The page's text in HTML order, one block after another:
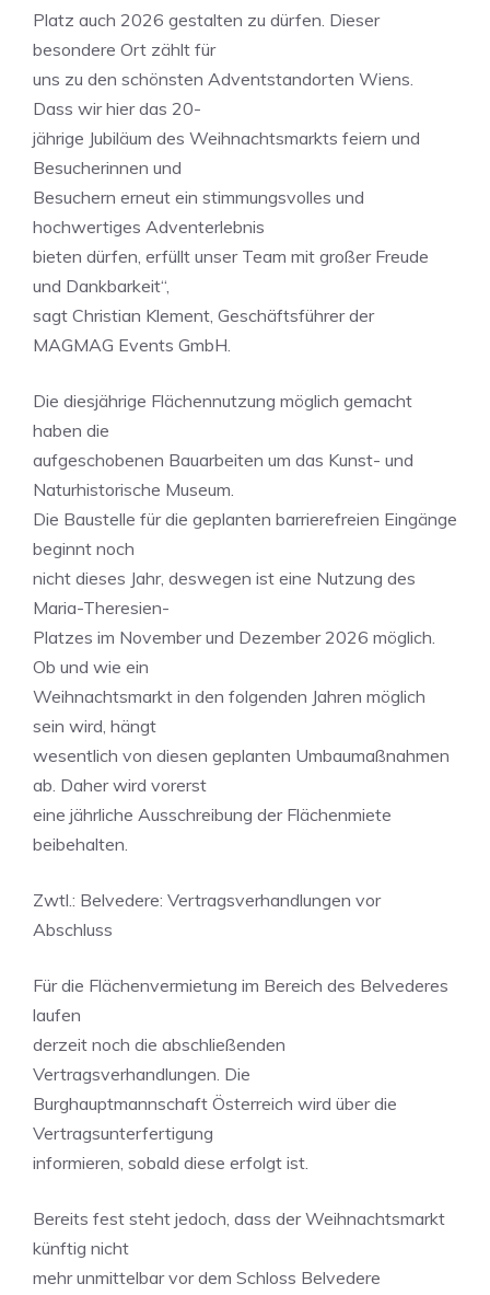
Platz auch 2026 gestalten zu dürfen. Dieser
besondere Ort zählt für
uns zu den schönsten Adventstandorten Wiens.
Dass wir hier das 20-
jährige Jubiläum des Weihnachtsmarkts feiern und
Besucherinnen und
Besuchern erneut ein stimmungsvolles und
hochwertiges Adventerlebnis
bieten dürfen, erfüllt unser Team mit großer Freude
und Dankbarkeit“,
sagt Christian Klement, Geschäftsführer der
MAGMAG Events GmbH.
Die diesjährige Flächennutzung möglich gemacht
haben die
aufgeschobenen Bauarbeiten um das Kunst- und
Naturhistorische Museum.
Die Baustelle für die geplanten barrierefreien Eingänge
beginnt noch
nicht dieses Jahr, deswegen ist eine Nutzung des
Maria-Theresien-
Platzes im November und Dezember 2026 möglich.
Ob und wie ein
Weihnachtsmarkt in den folgenden Jahren möglich
sein wird, hängt
wesentlich von diesen geplanten Umbaumaßnahmen
ab. Daher wird vorerst
eine jährliche Ausschreibung der Flächenmiete
beibehalten.
Zwtl.: Belvedere: Vertragsverhandlungen vor
Abschluss
Für die Flächenvermietung im Bereich des Belvederes
laufen
derzeit noch die abschließenden
Vertragsverhandlungen. Die
Burghauptmannschaft Österreich wird über die
Vertragsunterfertigung
informieren, sobald diese erfolgt ist.
Bereits fest steht jedoch, dass der Weihnachtsmarkt
künftig nicht
mehr unmittelbar vor dem Schloss Belvedere